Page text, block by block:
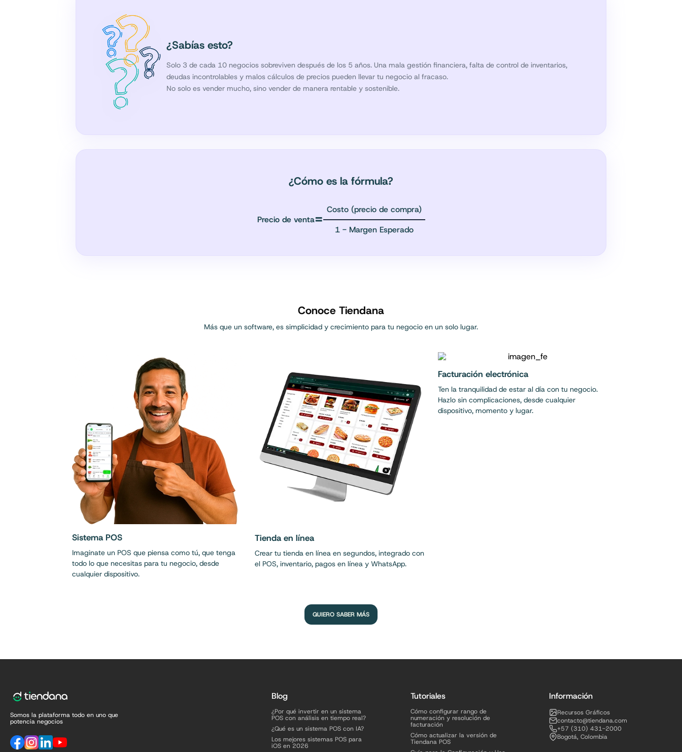
¿Sabías esto?
Solo 3 de cada 10 negocios sobreviven después de los 5 años. Una mala gestión financiera, falta de control de inventarios,
deudas incontrolables y malos cálculos de precios pueden llevar tu negocio al fracaso.
No solo es vender mucho, sino vender de manera rentable y sostenible.
¿Cómo es la fórmula?
Precio de venta=
Costo (precio de compra)
1 - Margen Esperado
Conoce Tiendana
Más que un software, es simplicidad y crecimiento para tu negocio en un solo lugar.
Sistema POS
Imaginate un POS que piensa como tú, que tenga
todo lo que necesitas para tu negocio, desde
cualquier dispositivo.
Tienda en línea
Crear tu tienda en línea en segundos, integrado con
el POS, inventario, pagos en línea y WhatsApp.
Facturación electrónica
Ten la tranquilidad de estar al día con tu negocio.
Hazlo sin complicaciones, desde cualquier
dispositivo, momento y lugar.
QUIERO SABER MÁS
Somos la plataforma todo en uno que
potencia negocios
Blog
¿Por qué invertir en un sistema
POS con análisis en tiempo real?
¿Qué es un sistema POS con IA?
Los mejores sistemas POS para
iOS en 2026
Tutoriales
Cómo configurar rango de
numeración y resolución de
facturación
Cómo actualizar la versión de
Tiendana POS
Información
Recursos Gráficos
contacto@tiendana.com
+57 (310) 431-2000
Bogotá, Colombia